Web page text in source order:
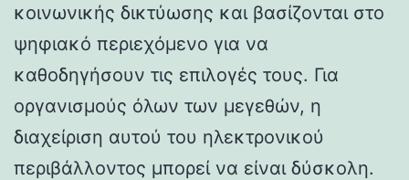
κοινωνικής δικτύωσης και βασίζονται στο
ψηφιακό περιεχόμενο για να
καθοδηγήσουν τις επιλογές τους. Για
οργανισμούς όλων των μεγεθών, η
διαχείριση αυτού του ηλεκτρονικού
περιβάλλοντος μπορεί να είναι δύσκολη.